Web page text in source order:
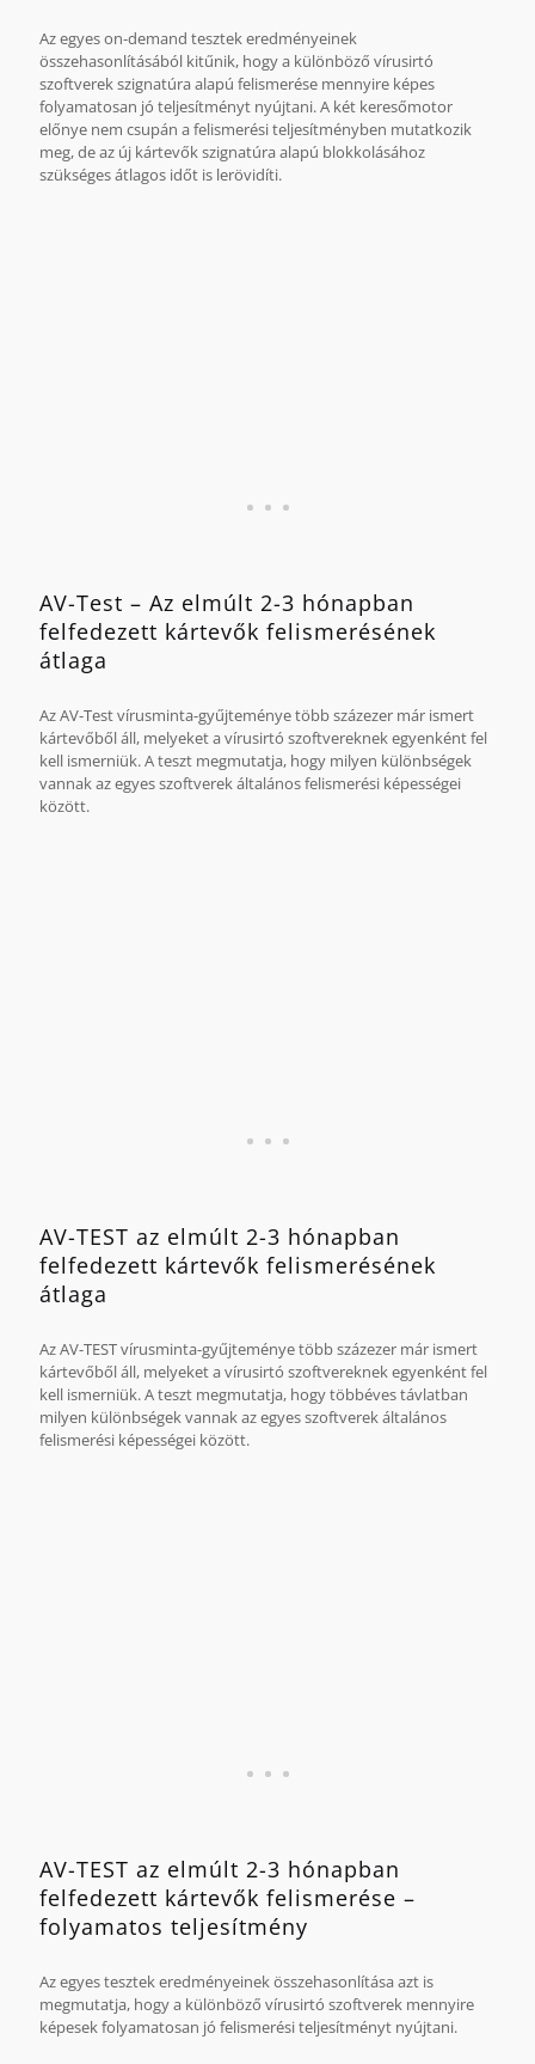
Az egyes on-demand tesztek eredményeinek
összehasonlításából kitűnik, hogy a különböző vírusirtó
szoftverek szignatúra alapú felismerése mennyire képes
folyamatosan jó teljesítményt nyújtani. A két keresőmotor
előnye nem csupán a felismerési teljesítményben mutatkozik
meg, de az új kártevők szignatúra alapú blokkolásához
szükséges átlagos időt is lerövidíti.
AV-Test – Az elmúlt 2-3 hónapban
felfedezett kártevők felismerésének
átlaga
Az AV-Test vírusminta-gyűjteménye több százezer már ismert
kártevőből áll, melyeket a vírusirtó szoftvereknek egyenként fel
kell ismerniük. A teszt megmutatja, hogy milyen különbségek
vannak az egyes szoftverek általános felismerési képességei
között.
AV-TEST az elmúlt 2-3 hónapban
felfedezett kártevők felismerésének
átlaga
Az AV-TEST vírusminta-gyűjteménye több százezer már ismert
kártevőből áll, melyeket a vírusirtó szoftvereknek egyenként fel
kell ismer­niük. A teszt megmutatja, hogy többéves távlatban
milyen különbségek vannak az egyes szoftverek általános
felismerési képességei között.
AV-TEST az elmúlt 2-3 hónapban
felfedezett kártevők felismerése –
folyamatos teljesítmény
Az egyes tesztek eredményeinek összehasonlítása azt is
megmutatja, hogy a különböző vírusirtó szoftverek mennyire
képesek folyamatosan jó felismerési teljesítményt nyújtani.